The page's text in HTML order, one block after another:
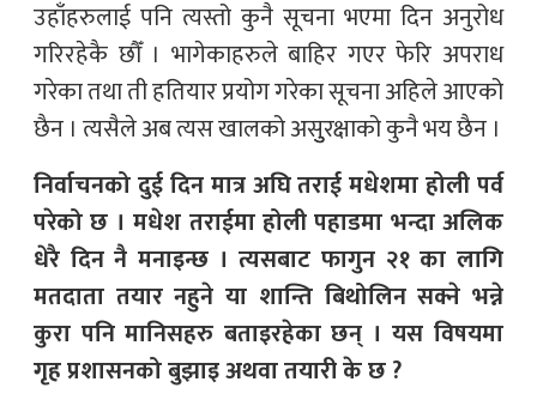
उहाँहरुलाई पनि त्यस्तो कुनै सूचना भएमा दिन अनुरोध
गरिरहेकै छौँ । भागेकाहरुले बाहिर गएर फेरि अपराध
गरेका तथा ती हतियार प्रयोग गरेका सूचना अहिले आएको
छैन । त्यसैले अब त्यस खालको असुुरक्षाको कुनै भय छैन ।
निर्वाचनको दुई दिन मात्र अघि तराई मधेशमा होली पर्व
परेको छ । मधेश तराईमा होली पहाडमा भन्दा अलिक
धेरै दिन नै मनाइन्छ । त्यसबाट फागुन २१ का लागि
मतदाता तयार नहुने या शान्ति बिथोलिन सक्ने भन्ने
कुरा पनि मानिसहरु बताइरहेका छन् । यस विषयमा
गृह प्रशासनको बुझाइ अथवा तयारी के छ ?